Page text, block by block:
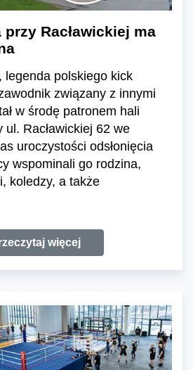
Racławickiej ma
legenda polskiego kick
związany z innymi
w środę patronem hali
Racławickiej 62 we
uroczystości odsłonięcia
wspominali go rodzina,
koledzy, a także
więcej